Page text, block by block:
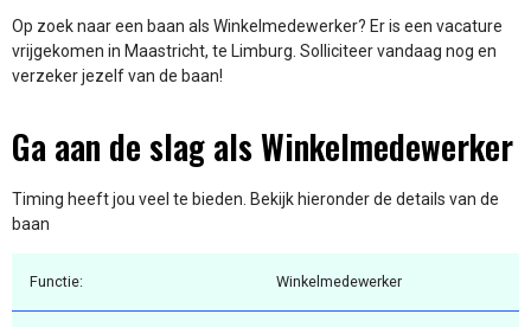
Op zoek naar een baan als Winkelmedewerker? Er is een vacature
vrijgekomen in Maastricht, te Limburg. Solliciteer vandaag nog en
verzeker jezelf van de baan!
Ga aan de slag als Winkelmedewerker
Timing heeft jou veel te bieden. Bekijk hieronder de details van de
baan
Functie: Winkelmedewerker